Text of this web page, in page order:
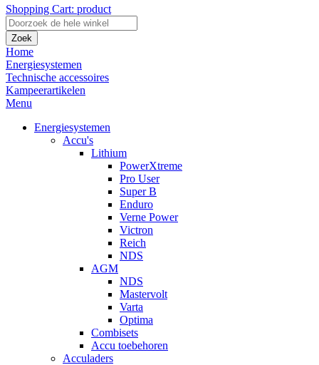
Shopping Cart: product
Zoek
Home
Energiesystemen
Technische accessoires
Kampeerartikelen
Menu
Energiesystemen
Accu's
Lithium
PowerXtreme
Pro User
Super B
Enduro
Verne Power
Victron
Reich
NDS
AGM
NDS
Mastervolt
Varta
Optima
Combisets
Accu toebehoren
Acculaders